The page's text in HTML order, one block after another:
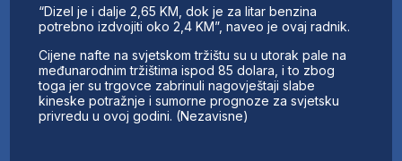
“Dizel je i dalje 2,65 KM, dok je za litar benzina
potrebno izdvojiti oko 2,4 KM”, naveo je ovaj radnik.
Cijene nafte na svjetskom tržištu su u utorak pale na
međunarodnim tržištima ispod 85 dolara, i to zbog
toga jer su trgovce zabrinuli nagovještaji slabe
kineske potražnje i sumorne prognoze za svjetsku
privredu u ovoj godini. (Nezavisne)